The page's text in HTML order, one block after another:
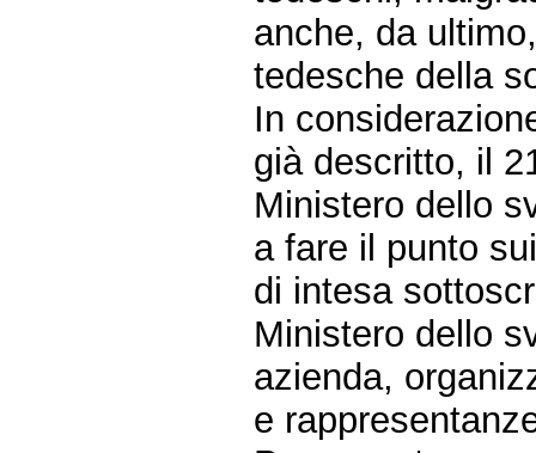
anche, da
tedesche della
In
già descritto, il
Ministero dello
a fare il punto
di intesa
Ministero dello
azienda,
e